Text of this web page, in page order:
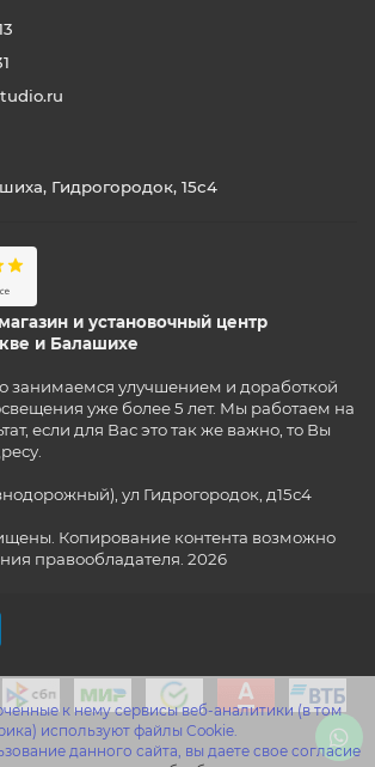
к нему сервисы веб-аналитики (в том
используют файлы Cookie.
данного сайта, вы даете свое согласие
Гидрогородок, 15с4
и установочный центр
и Балашихе
занимаемся улучшением и доработкой
уже более 5 лет. Мы работаем на
если для Вас это так же важно, то Вы
ул Гидрогородок, д15с4
Копирование контента возможно
правообладателя. 2026